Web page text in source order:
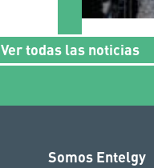
Ver todas las noticias
Somos Entelgy